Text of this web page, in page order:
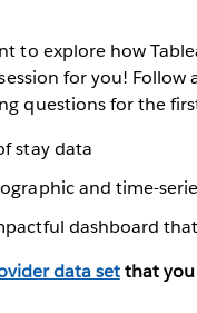
to explore how
for you! Follow
questions for the
stay data
and time-
dashboard
data setthat you